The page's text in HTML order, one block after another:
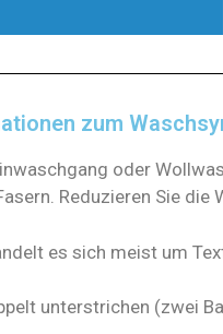
zum
oder
Reduzieren Sie
es sich meist um
unterstrichen (zwei